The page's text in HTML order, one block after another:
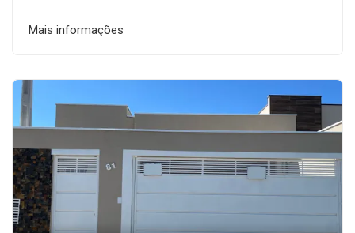
Mais informações